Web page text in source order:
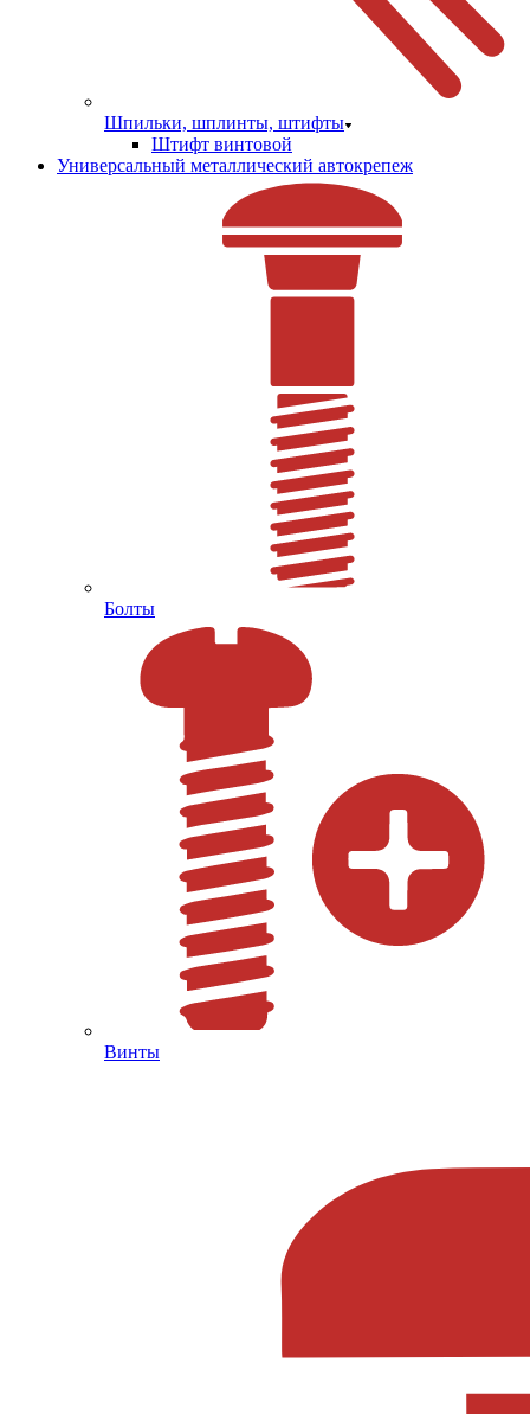
Шпильки, шплинты, штифты
Штифт винтовой
Универсальный металлический автокрепеж
Болты
Винты